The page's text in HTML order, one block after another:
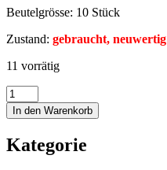
Beutelgrösse: 10 Stück
Zustand: gebraucht, neuwertig
11 vorrätig
In den Warenkorb
Kategorie